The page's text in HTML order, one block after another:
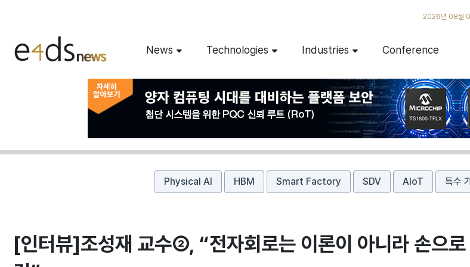
2026년 08월
News Technologies Industries Conference
Physical AI HBM Smart Factory SDV AIoT 특수
[인터뷰]조성재 교수②, “전자회로는 이론이 아니라 손으로